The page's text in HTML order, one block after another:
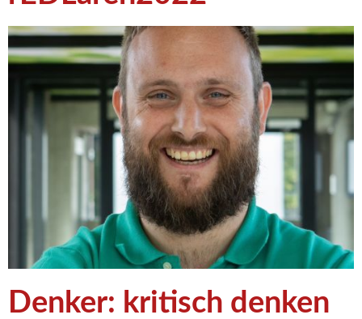
Denker: kritisch denken